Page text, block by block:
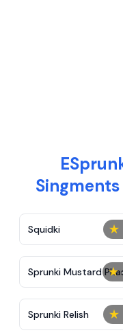
Singments
★
Squidki
★
Sprunki Mustard
2
★
Sprunki Relish